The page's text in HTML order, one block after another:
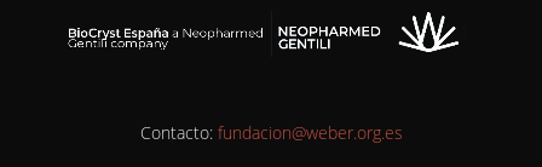
Contacto: fundacion@weber.org.es